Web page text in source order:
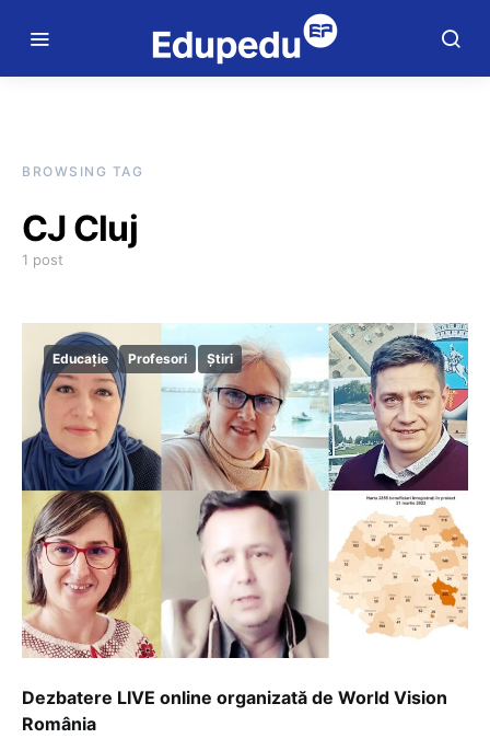
BROWSING TAG
CJ Cluj
1 post
Educație Profesori Știri
Dezbatere LIVE online organizată de World Vision
România